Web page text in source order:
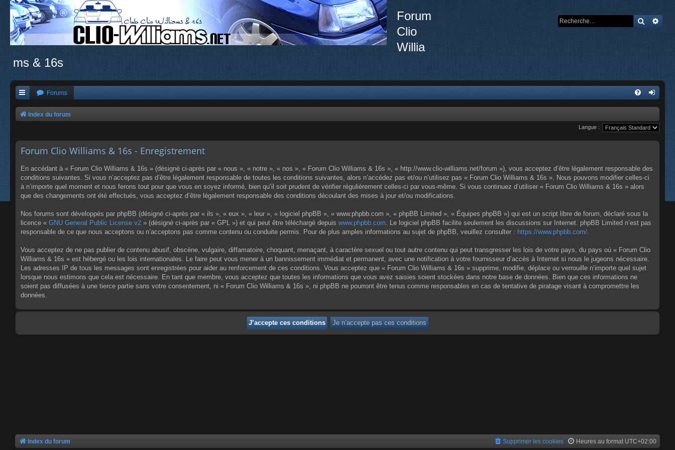
Forum
Clio
Willia
ms & 16s
Forums
Index du forum
Langue :
Forum Clio Williams & 16s - Enregistrement
En accédant à « Forum Clio Williams & 16s » (désigné ci-après par « nous », « notre », « nos », « Forum Clio Williams & 16s », « http://www.clio-williams.net/forum »), vous acceptez d’être légalement responsable des
conditions suivantes. Si vous n’acceptez pas d’être légalement responsable de toutes les conditions suivantes, alors n’accédez pas et/ou n’utilisez pas « Forum Clio Williams & 16s ». Nous pouvons modifier celles-ci
à n’importe quel moment et nous ferons tout pour que vous en soyez informé, bien qu’il soit prudent de vérifier régulièrement celles-ci par vous-même. Si vous continuez d’utiliser « Forum Clio Williams & 16s » alors
que des changements ont été effectués, vous acceptez d’être légalement responsable des conditions découlant des mises à jour et/ou modifications.
Nos forums sont développés par phpBB (désigné ci-après par « ils », « eux », « leur », « logiciel phpBB », « www.phpbb.com », « phpBB Limited », « Équipes phpBB ») qui est un script libre de forum, déclaré sous la
licence « GNU General Public License v2 » (désigné ci-après par « GPL ») et qui peut être téléchargé depuis www.phpbb.com . Le logiciel phpBB facilite seulement les discussions sur Internet. phpBB Limited n’est pas
responsable de ce que nous acceptons ou n’acceptons pas comme contenu ou conduite permis. Pour de plus amples informations au sujet de phpBB, veuillez consulter : https://www.phpbb.com/
Vous acceptez de ne pas publier de contenu abusif, obscène, vulgaire, diffamatoire, choquant, menaçant, à caractère sexuel ou tout autre contenu qui peut transgresser les lois de votre pays, du pays où « Forum Clio
Williams & 16s » est hébergé ou les lois internationales. Le faire peut vous mener à un bannissement immédiat et permanent, avec une notification à votre fournisseur d’accès à Internet si nous le jugeons nécessaire.
Les adresses IP de tous les messages sont enregistrées pour aider au renforcement de ces conditions. Vous acceptez que « Forum Clio Williams & 16s » supprime, modifie, déplace ou verrouille n’importe quel sujet
lorsque nous estimons que cela est nécessaire. En tant que membre, vous acceptez que toutes les informations que vous avez saisies soient stockées dans notre base de données. Bien que ces informations ne
soient pas diffusées à une tierce partie sans votre consentement, ni « Forum Clio Williams & 16s », ni phpBB ne pourront être tenus comme responsables en cas de tentative de piratage visant à compromettre les
données.
Index du forum Heures au format UTC+02:00
Supprimer les cookies